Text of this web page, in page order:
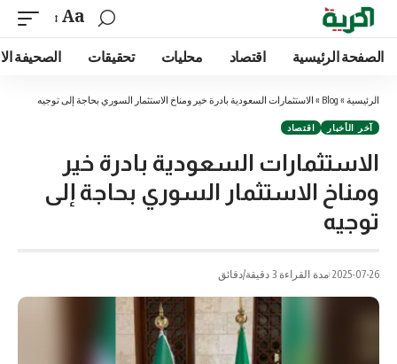
Aa
الصفحة الرئيسية اقتصاد محليات تحقيقات الصحيفة
الرئيسية »
Blog
» الاستثمارات السعودية بادرة خير ومناخ الاستثمار السوري بحاجة إلى توجيه
آخر الأخبار اقتصاد
الاستثمارات السعودية بادرة خير
ومناخ الاستثمار السوري بحاجة إلى
توجيه
2025-07-26 مدة القراءة 3 دقيقة/دقائق